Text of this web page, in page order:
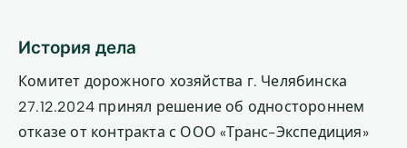
История дела
Комитет дорожного хозяйства г. Челябинска
27.12.2024 принял решение об одностороннем
отказе от контракта с ООО «Транс-Экспедиция»